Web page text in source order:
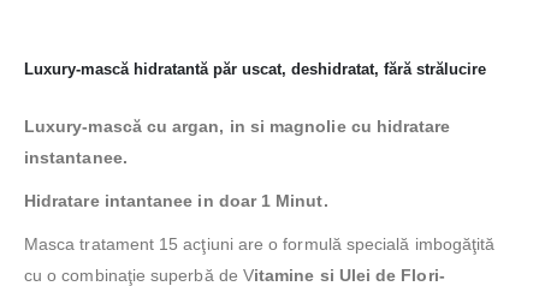
Luxury-mască hidratantă păr uscat, deshidratat, fără strălucire
Luxury-mască cu argan, in si magnolie cu hidratare
instantanee.
Hidratare intantanee in doar 1 Minut.
Masca tratament 15 acţiuni are o formulă specială imbogăţită
cu o combinaţie superbă de Vitamine si Ulei de Flori-